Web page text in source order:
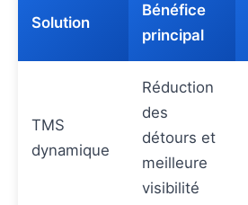
Solution
Bénéfice
principal
TMS
dynamique
Réduction
des
détours et
meilleure
visibilité